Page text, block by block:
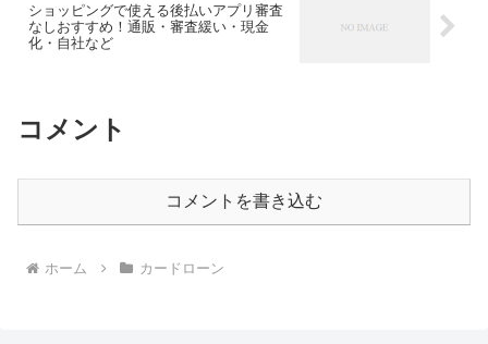
ショッピングで使える後払いアプリ審査
なしおすすめ！通販・審査緩い・現金
化・自社など
コメント
コメントを書き込む
ホーム カードローン